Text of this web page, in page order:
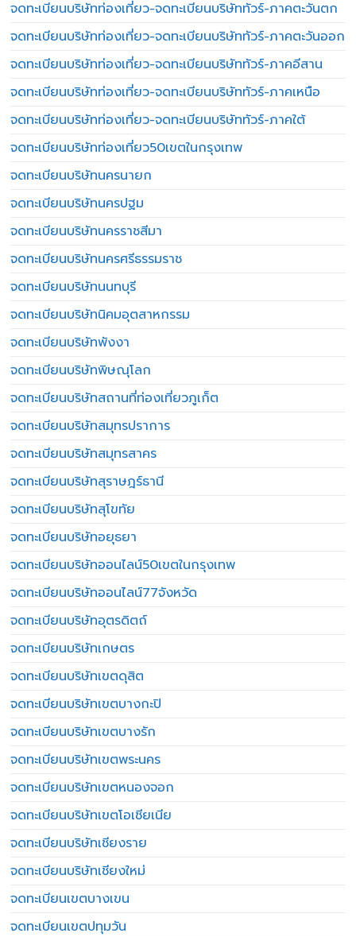
จดทะเบียนบริษัทท่องเที่ยว-จดทะเบียนบริษัททัวร์-ภาคตะวันตก
จดทะเบียนบริษัทท่องเที่ยว-จดทะเบียนบริษัททัวร์-ภาคตะวันออก
จดทะเบียนบริษัทท่องเที่ยว-จดทะเบียนบริษัททัวร์-ภาคอีสาน
จดทะเบียนบริษัทท่องเที่ยว-จดทะเบียนบริษัททัวร์-ภาคเหนือ
จดทะเบียนบริษัทท่องเที่ยว-จดทะเบียนบริษัททัวร์-ภาคใต้
จดทะเบียนบริษัทท่องเที่ยว50เขตในกรุงเทพ
จดทะเบียนบริษัทนครนายก
จดทะเบียนบริษัทนครปฐม
จดทะเบียนบริษัทนครราชสีมา
จดทะเบียนบริษัทนครศรีธรรมราช
จดทะเบียนบริษัทนนทบุรี
จดทะเบียนบริษัทนิคมอุตสาหกรรม
จดทะเบียนบริษัทพังงา
จดทะเบียนบริษัทพิษณุโลก
จดทะเบียนบริษัทสถานที่ท่องเที่ยวภูเก็ต
จดทะเบียนบริษัทสมุทรปราการ
จดทะเบียนบริษัทสมุทรสาคร
จดทะเบียนบริษัทสุราษฎร์ธานี
จดทะเบียนบริษัทสุโขทัย
จดทะเบียนบริษัทอยุธยา
จดทะเบียนบริษัทออนไลน์50เขตในกรุงเทพ
จดทะเบียนบริษัทออนไลน์77จังหวัด
จดทะเบียนบริษัทอุตรดิตถ์
จดทะเบียนบริษัทเกษตร
จดทะเบียนบริษัทเขตดุสิต
จดทะเบียนบริษัทเขตบางกะปิ
จดทะเบียนบริษัทเขตบางรัก
จดทะเบียนบริษัทเขตพระนคร
จดทะเบียนบริษัทเขตหนองจอก
จดทะเบียนบริษัทเขตโอเชียเนีย
จดทะเบียนบริษัทเชียงราย
จดทะเบียนบริษัทเชียงใหม่
จดทะเบียนเขตบางเขน
จดทะเบียนเขตปทุมวัน